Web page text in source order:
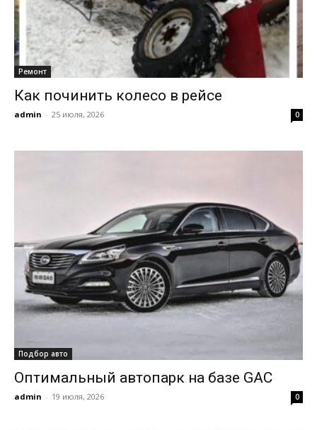
Ремонт
Как починить колесо в рейсе
admin - 25 июля, 2026 0
Подбор авто
Оптимальный автопарк на базе GAC
admin - 19 июля, 2026 0